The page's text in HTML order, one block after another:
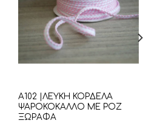
Α102 |ΛΕΥΚΗ ΚΟΡΔΕΛΑ
ΨΑΡΟΚΟΚΑΛΛΟ ΜΕ ΡΟΖ
ΞΩΡΑΦΑ